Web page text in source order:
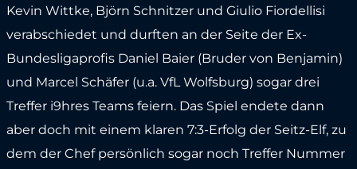
Kevin Wittke, Björn Schnitzer und Giulio Fiordellisi
verabschiedet und durften an der Seite der Ex-
Bundesligaprofis Daniel Baier (Bruder von Benjamin)
und Marcel Schäfer (u.a. VfL Wolfsburg) sogar drei
Treffer i9hres Teams feiern. Das Spiel endete dann
aber doch mit einem klaren 7:3-Erfolg der Seitz-Elf, zu
dem der Chef persönlich sogar noch Treffer Nummer